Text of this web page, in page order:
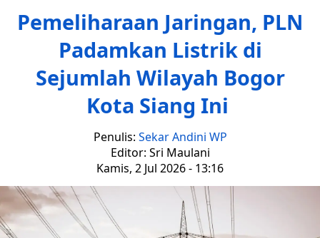
Pemeliharaan Jaringan, PLN
Padamkan Listrik di
Sejumlah Wilayah Bogor
Kota Siang Ini
Penulis: Sekar Andini WP
Editor: Sri Maulani
Kamis, 2 Jul 2026 - 13:16